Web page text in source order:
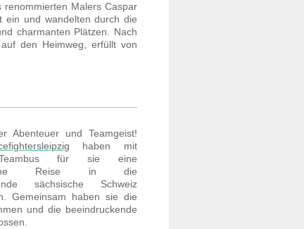
Malers Caspar
ein und wandelten durch die
charmanten Plätzen. Nach
den Heimweg, erfüllt von
Abenteuer und Teamgeist!
haben mit
für sie eine
Reise in die
sächsische Schweiz
Gemeinsam haben sie die
und die beeindruckende